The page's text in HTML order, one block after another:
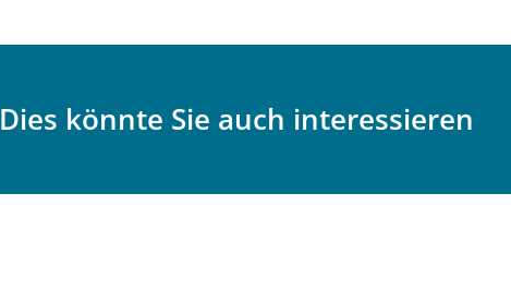
Dies könnte Sie auch interessieren